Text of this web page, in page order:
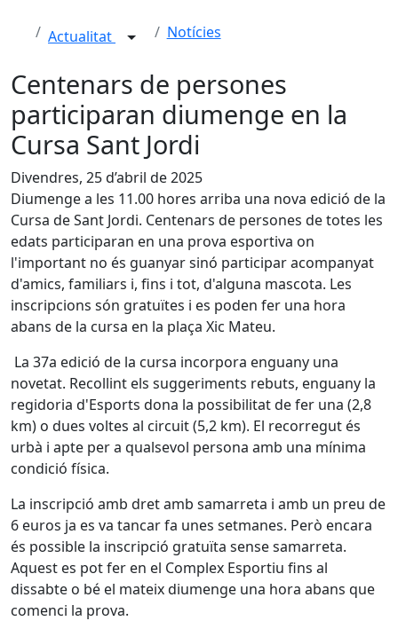
Actualitat Notícies
Centenars de persones
participaran diumenge en la
Cursa Sant Jordi
Divendres, 25 d’abril de 2025
Diumenge a les 11.00 hores arriba una nova edició de la
Cursa de Sant Jordi. Centenars de persones de totes les
edats participaran en una prova esportiva on
l'important no és guanyar sinó participar acompanyat
d'amics, familiars i, fins i tot, d'alguna mascota. Les
inscripcions són gratuïtes i es poden fer una hora
abans de la cursa en la plaça Xic Mateu.
La 37a edició de la cursa incorpora enguany una
novetat. Recollint els suggeriments rebuts, enguany la
regidoria d'Esports dona la possibilitat de fer una (2,8
km) o dues voltes al circuit (5,2 km). El recorregut és
urbà i apte per a qualsevol persona amb una mínima
condició física.
La inscripció amb dret amb samarreta i amb un preu de
6 euros ja es va tancar fa unes setmanes. Però encara
és possible la inscripció gratuïta sense samarreta.
Aquest es pot fer en el Complex Esportiu fins al
dissabte o bé el mateix diumenge una hora abans que
comenci la prova.